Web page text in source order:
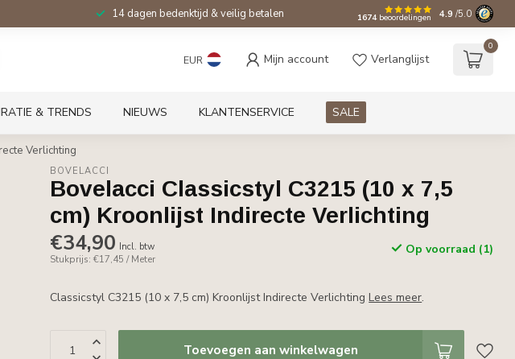
14 dagen bedenktijd & veilig betalen 1674beoordelingen 4.9 /5.0
EUR Mijn account Verlanglijst
0
& TRENDS NIEUWS KLANTENSERVICE SALE
Verlichting
BOVELACCI
Bovelacci Classicstyl C3215 (10 x 7,5
cm) Kroonlijst Indirecte Verlichting
€34,90 Incl. btw
Stukprijs: €17,45 / Meter
Op voorraad (1)
Classicstyl C3215 (10 x 7,5 cm) Kroonlijst Indirecte VerlichtingLees meer.
Toevoegen aan winkelwagen